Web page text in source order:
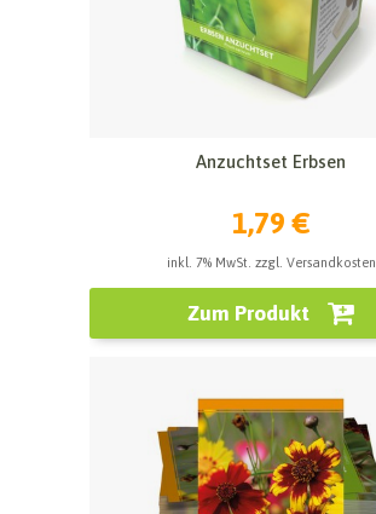
Anzuchtset Erbsen
1,79 €
inkl. 7% MwSt. zzgl. Versandkosten
Zum Produkt